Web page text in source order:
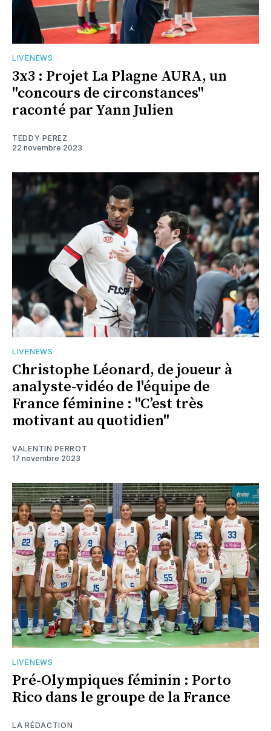
LIVENEWS
3x3 : Projet La Plagne AURA, un
"concours de circonstances"
raconté par Yann Julien
TEDDY PEREZ
22 novembre 2023
LIVENEWS
Christophe Léonard, de joueur à
analyste-vidéo de l'équipe de
France féminine : "C’est très
motivant au quotidien"
VALENTIN PERROT
17 novembre 2023
LIVENEWS
Pré-Olympiques féminin : Porto
Rico dans le groupe de la France
LA RÉDACTION